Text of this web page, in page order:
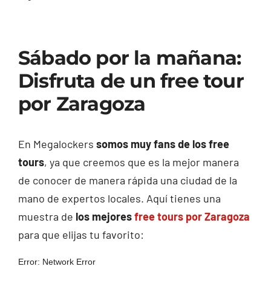
Sábado por la mañana:
Disfruta de un free tour
por Zaragoza
En Megalockers somos muy fans de los free
tours, ya que creemos que es la mejor manera
de conocer de manera rápida una ciudad de la
mano de expertos locales. Aquí tienes una
muestra de los mejoresfree tours por Zaragoza
para que elijas tu favorito: